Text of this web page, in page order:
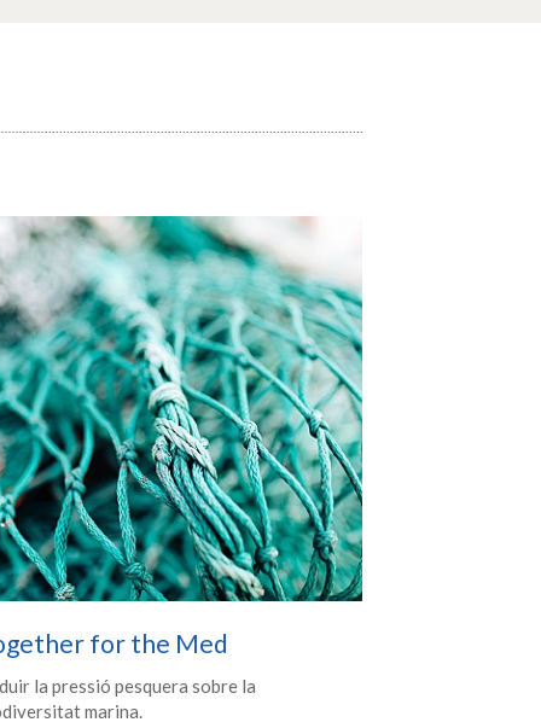
for the Med
la pressió pesquera sobre la
marina.